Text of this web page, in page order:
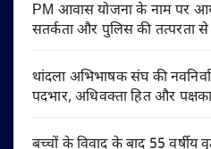
PM आवास योजना के नाम पर
सतर्कता और पुलिस की तत्परता से
थांदला अभिभाषक संघ की
पदभार, अधिवक्ता हित और
बच्चों के विवाद के बाद 55 वर्षीय